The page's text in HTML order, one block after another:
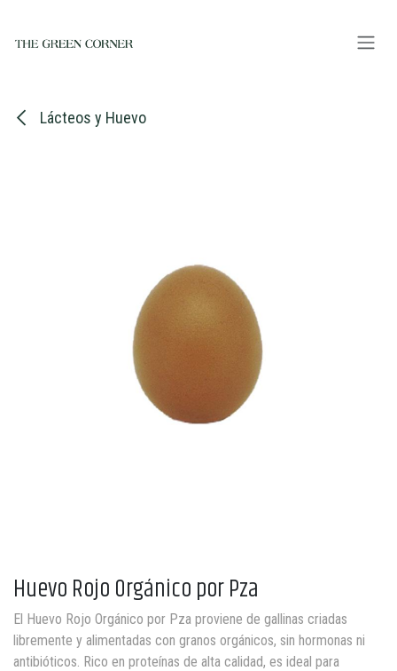
Lácteos y Huevo
Huevo Rojo Orgánico por Pza
El Huevo Rojo Orgánico por Pza proviene de gallinas criadas
libremente y alimentadas con granos orgánicos, sin hormonas ni
antibióticos. Rico en proteínas de alta calidad, es ideal para